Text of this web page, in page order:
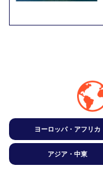
ヨーロッパ・アフリカ
アジア・中東